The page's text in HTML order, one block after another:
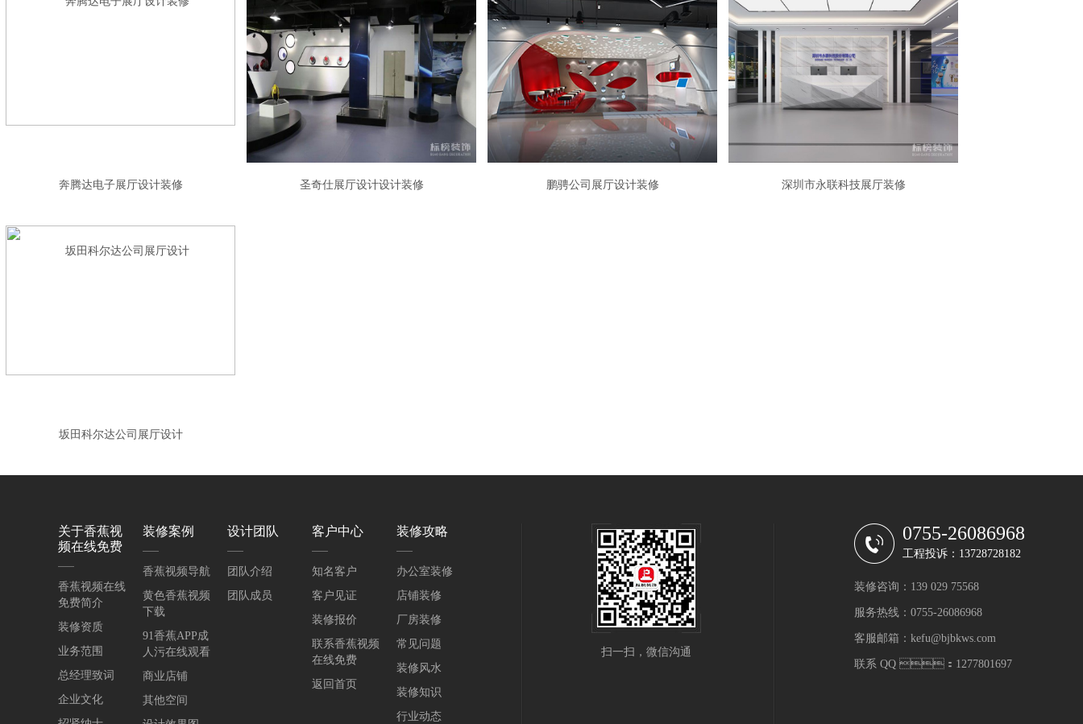
奔腾达电子展厅设计装修 圣奇仕展厅设计设计装修 鹏骋公司展厅设计装修 深圳市永联科技展厅装修
坂田科尔达公司展厅设计
关于香蕉视
频在线免费
香蕉视频在线
免费简介
装修资质
业务范围
总经理致词
企业文化
装修案例
香蕉视频导航
黄色香蕉视频
下载
91香蕉APP成
人污在线观看
商业店铺
其他空间
设计团队
团队介绍
团队成员
客户中心
知名客户
客户见证
装修报价
联系香蕉视频
在线免费
返回首页
装修攻略
办公室装修
店铺装修
厂房装修
常见问题
装修风水
装修知识
行业动态
扫一扫，微信沟通
0755-26086968
工程投诉：13728728182
装修咨询：139 029 75568
服务热线：0755-26086968
客服邮箱：kefu@bjbkws.com
联系 QQ ：1277801697